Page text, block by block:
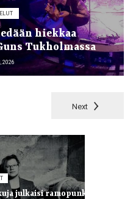
hiekkaa
Tukholmassa
2026
Next
julkaisi ramopunk-